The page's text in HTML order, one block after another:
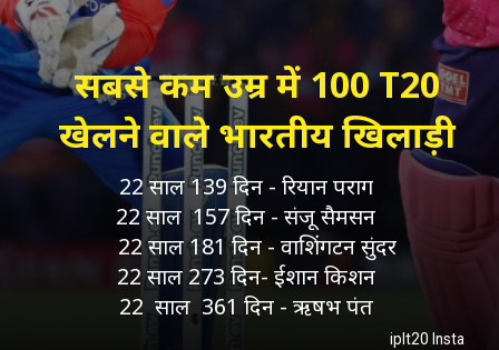
सबसे कम उम्र में 100 T20
खेलने वाले भारतीय खिलाड़ी
22 साल 139 दिन - रियान पराग
22 साल 157 दिन - संजू सैमसन
22 साल 181 दिन - वाशिंगटन सुंदर
22 साल 273 दिन- ईशान किशन
22 साल 361 दिन - ऋषभ पंत
iplt20 Insta